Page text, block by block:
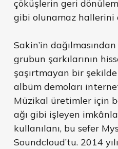
çöküşlerin geri
gibi olunamaz hallerini
Sakin’in
grubun şarkılarının
şaşırtmayan bir
albüm demoları
Müzikal üretimler için
ağı gibi işleyen
kullanılanı, bu sefer
Soundcloud’tu. 2014